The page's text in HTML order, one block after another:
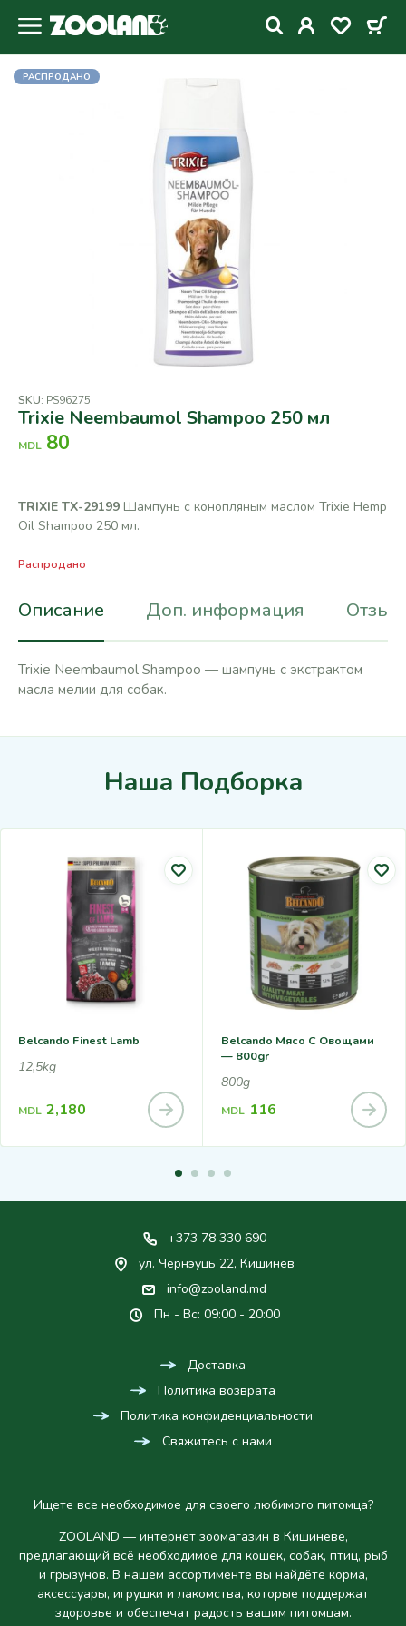
РАСПРОДАНО
SKU: PS96275
Trixie Neembaumol Shampoo 250 мл
MDL 80
TRIXIE TX-29199 Шампунь с конопляным маслом Trixie Hemp
Oil Shampoo 250 мл.
Распродано
Описание Доп. информация
Trixie Neembaumol Shampoo — шампунь с экстрактом
масла мелии для собак.
Наша Подборка
Belcando Finest Lamb
12,5kg
MDL 2,180
Belcando Мясо С Овощами
— 800gr
800g
MDL 116
+373 78 330 690
ул. Чернэуць 22, Кишинев
info@zooland.md
Пн - Вс: 09:00 - 20:00
Доставка
Политика возврата
Политика конфиденциальности
Свяжитесь с нами
Ищете все необходимое для своего любимого питомца?
ZOOLAND — интернет зоомагазин в Кишиневе,
предлагающий всё необходимое для кошек, собак, птиц, рыб
и грызунов. В нашем ассортименте вы найдёте корма,
аксессуары, игрушки и лакомства, которые поддержат
здоровье и обеспечат радость вашим питомцам.